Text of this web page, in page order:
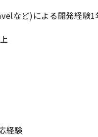
など)による開発経験1
経験